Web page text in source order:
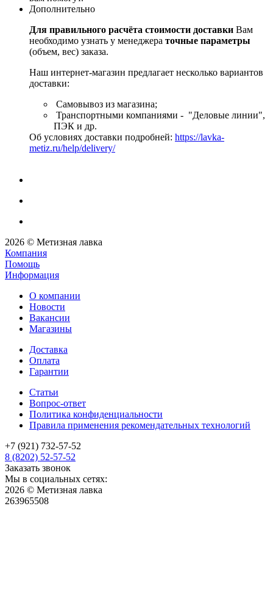
Дополнительно
Для правильного расчёта стоимости доставки Вам
необходимо узнать у менеджера точные параметры
(объем, вес) заказа.
Наш интернет-магазин предлагает несколько вариантов
доставки:
Самовывоз из магазина;
Транспортными компаниями - "Деловые линии",
ПЭК и др.
Об условиях доставки подробней: https://lavka-
metiz.ru/help/delivery/
2026 © Метизная лавка
Компания
Помощь
Информация
О компании
Новости
Вакансии
Магазины
Доставка
Оплата
Гарантии
Статьи
Вопрос-ответ
Политика конфиденциальности
Правила применения рекомендательных технологий
+7 (921) 732-57-52
8 (8202) 52-57-52
Заказать звонок
Мы в социальных сетях:
2026 © Метизная лавка
263965508